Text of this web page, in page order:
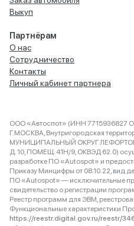
Выкуп
Партнёрам
О нас
Сотрудничество
Контакты
Личный кабинет партнера
ООО «Автоспот» (ИНН 7715936827
Г.МОСКВА, Внутригородская
МУНИЦИПАЛЬНЫЙ ОКРУГ
Д. 10, ПОМЕЩ. 41Н/9, ОКВЭД 62.0)
разработке ПО «Autospot» и
Приказу Минцифры от 08.10.22, вид
ПО «Autospot» — исключительные
свидетельство о регистрации
Реестр программ для ЭВМ,
Функциональные характеристики
https://reestr.digital.gov.ru/reestr/